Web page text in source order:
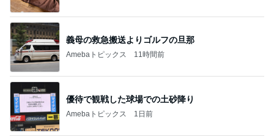
義母の救急搬送よりゴルフの旦那
Amebaトピックス 11時間前
優待で観戦した球場での土砂降り
Amebaトピックス 1日前